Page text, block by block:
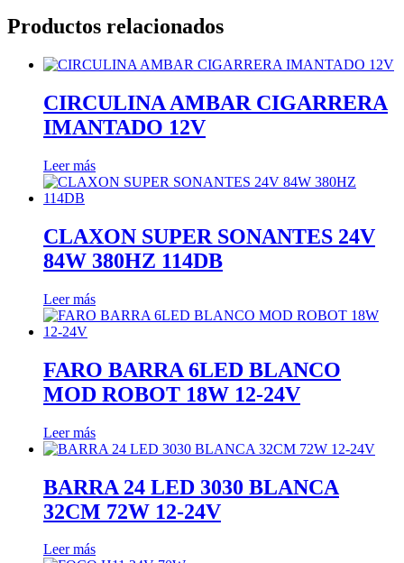
Productos relacionados
CIRCULINA AMBAR CIGARRERA
IMANTADO 12V
Leer más
CLAXON SUPER SONANTES 24V
84W 380HZ 114DB
Leer más
FARO BARRA 6LED BLANCO
MOD ROBOT 18W 12-24V
Leer más
BARRA 24 LED 3030 BLANCA
32CM 72W 12-24V
Leer más